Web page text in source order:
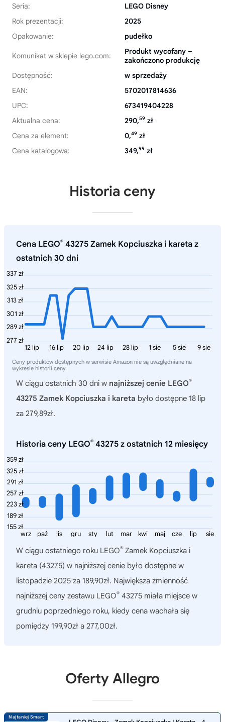
Seria:
LEGO Disney
Rok prezentacji:
2025
Opakowanie:
pudełko
Komunikat w sklepie lego.com:
Produkt wycofany –
zakończono produkcję
Dostępność:
w sprzedaży
EAN:
5702017814636
UPC:
673419404228
Aktualna cena:
290,59 zł
Cena za element:
0,49 zł
Cena katalogowa:
349,99 zł
Historia ceny
Cena LEGO® 43275 Zamek Kopciuszka i kareta z
ostatnich 30 dni
337 zł
325 zł
313 zł
301 zł
289 zł
277 zł
9 sie
5 sie
1 sie
28 lip
24 lip
20 lip
16 lip
12 lip
Ceny produktów dostępnych w serwisie Amazon nie są uwzględniane na
wykresie historii ceny.
W ciągu ostatnich 30 dni w najniższej cenie LEGO®
43275 Zamek Kopciuszka i kareta było dostępne 18 lip
za 279,89zł.
Historia ceny LEGO® 43275 z ostatnich 12 miesięcy
359 zł
325 zł
291 zł
257 zł
223 zł
189 zł
155 zł
sie
lip
cze
maj
kwi
mar
lut
sty
gru
lis
paź
wrz
W ciągu ostatniego roku LEGO® Zamek Kopciuszka i
kareta (43275) w najniższej cenie było dostępne w
listopadzie 2025 za 189,90zł. Największa zmienność
najniższej ceny zestawu LEGO® 43275 miała miejsce w
grudniu poprzedniego roku, kiedy cena wachała się
pomiędzy 199,90zł a 277,00zł.
Oferty Allegro